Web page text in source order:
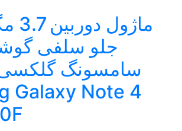
جلو سلفی
سامسونگ گلکسی
Galaxy Note 4